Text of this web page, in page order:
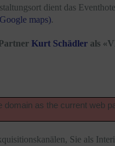
dient das
maps).
Kurt Schädler als
as the current web
Sie als